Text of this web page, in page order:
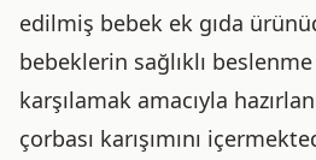
edilmiş bebek ek gıda
bebeklerin sağlıklı beslenme
karşılamak amacıyla
çorbası karışımını